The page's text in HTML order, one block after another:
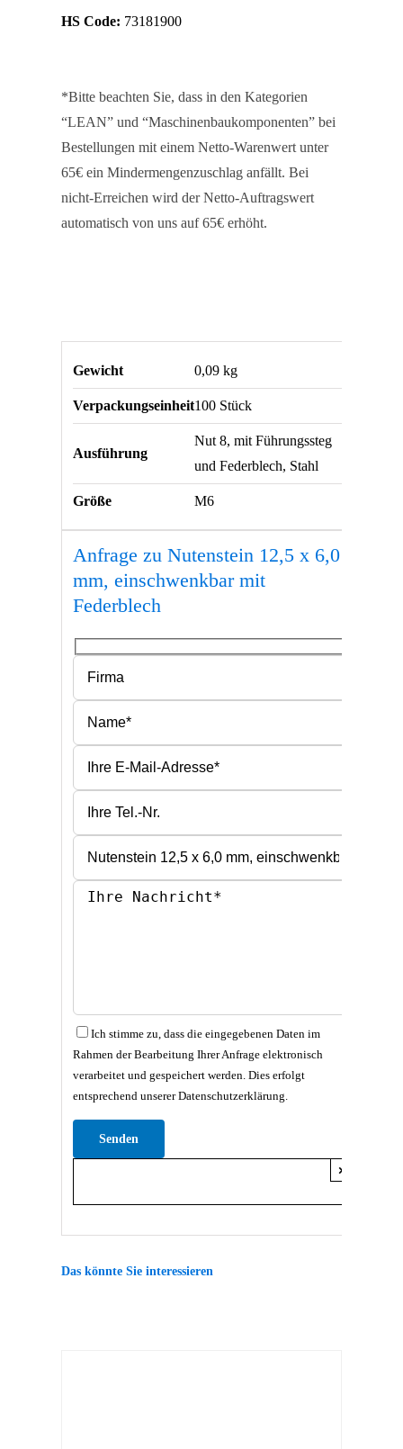
Federblech
HS Code: 73181900
*Bitte beachten Sie, dass in den Kategorien
“LEAN” und “Maschinenbaukomponenten” bei
Bestellungen mit einem Netto-Warenwert unter
65€ ein Mindermengenzuschlag anfällt. Bei
nicht-Erreichen wird der Netto-Auftragswert
automatisch von uns auf 65€ erhöht.
Gewicht 0,09 kg
Verpackungseinheit100 Stück
Ausführung
Nut 8, mit Führungssteg
und Federblech, Stahl
Größe M6
Anfrage zu Nutenstein 12,5 x 6,0
mm, einschwenkbar mit
Federblech
Bitte lasse dieses Feld leer.
Bitte lasse dieses Feld leer.
Ich stimme zu, dass die eingegebenen Daten im
Rahmen der Bearbeitung Ihrer Anfrage elektronisch
verarbeitet und gespeichert werden. Dies erfolgt
entsprechend unserer Datenschutzerklärung.
×
Das könnte Sie interessieren